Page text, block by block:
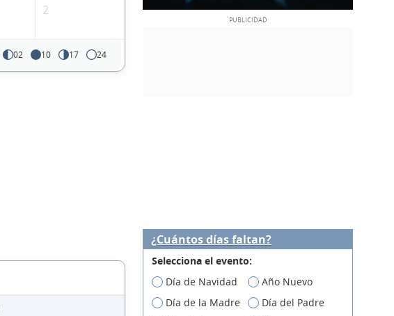
2
02 10 17 24
¿Cuántos días faltan?
Selecciona el evento:
Día de Navidad
Año Nuevo
Día de la Madre
Día del Padre